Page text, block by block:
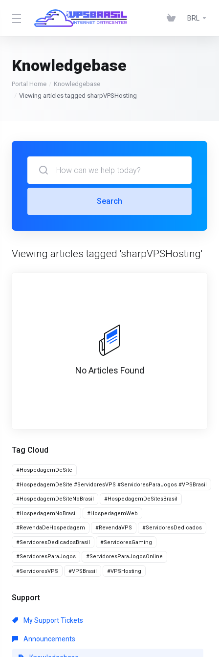
BRL
Knowledgebase
Portal Home
Knowledgebase
Viewing articles tagged sharpVPSHosting
Tag Cloud
#HospedagemDeSite
#HospedagemDeSite #ServidoresVPS #ServidoresParaJogos #VPSBrasil
#HospedagemDeSiteNoBrasil #HospedagemDeSitesBrasil
#HospedagemNoBrasil #HospedagemWeb
#RevendaDeHospedagem #RevendaVPS #ServidoresDedicados
#ServidoresDedicadosBrasil #ServidoresGaming
#ServidoresParaJogos #ServidoresParaJogosOnline
#ServidoresVPS #VPSBrasil #VPSHosting
Support
My Support Tickets
Announcements
Search
Viewing articles tagged 'sharpVPSHosting'
No Articles Found